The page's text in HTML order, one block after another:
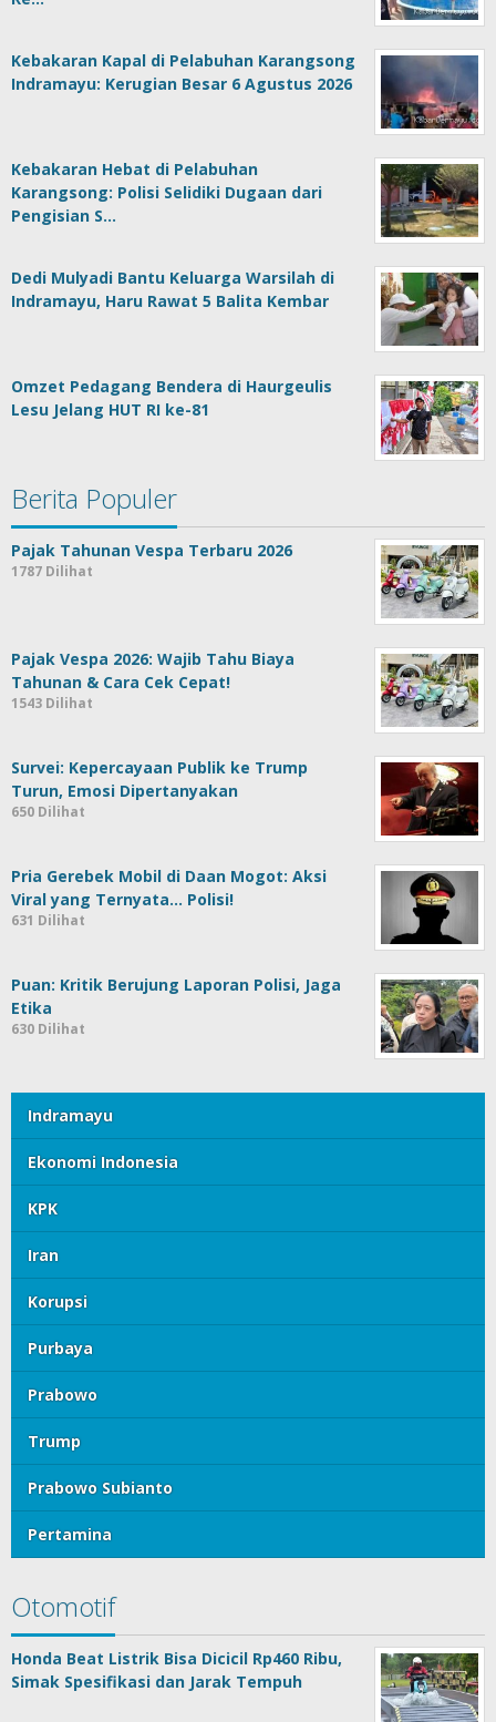
Kebakaran Kapal di Pelabuhan Karangsong
Indramayu: Kerugian Besar 6 Agustus 2026
Kebakaran Hebat di Pelabuhan
Karangsong: Polisi Selidiki Dugaan dari
Pengisian S…
Dedi Mulyadi Bantu Keluarga Warsilah di
Indramayu, Haru Rawat 5 Balita Kembar
Omzet Pedagang Bendera di Haurgeulis
Lesu Jelang HUT RI ke-81
Berita Populer
Pajak Tahunan Vespa Terbaru 2026
1787 Dilihat
Pajak Vespa 2026: Wajib Tahu Biaya
Tahunan & Cara Cek Cepat!
1543 Dilihat
Survei: Kepercayaan Publik ke Trump
Turun, Emosi Dipertanyakan
650 Dilihat
Pria Gerebek Mobil di Daan Mogot: Aksi
Viral yang Ternyata… Polisi!
631 Dilihat
Puan: Kritik Berujung Laporan Polisi, Jaga
Etika
630 Dilihat
Indramayu
Ekonomi Indonesia
KPK
Iran
Korupsi
Purbaya
Prabowo
Trump
Prabowo Subianto
Pertamina
Otomotif
Honda Beat Listrik Bisa Dicicil Rp460 Ribu,
Simak Spesifikasi dan Jarak Tempuh